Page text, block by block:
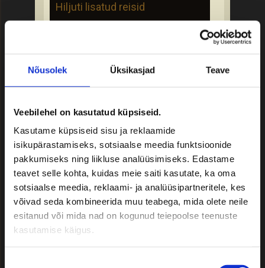
Nõusolek Üksikasjad Teave
Veebilehel on kasutatud küpsiseid.
Kasutame küpsiseid sisu ja reklaamide
isikupärastamiseks, sotsiaalse meedia funktsioonide
pakkumiseks ning liikluse analüüsimiseks. Edastame
teavet selle kohta, kuidas meie saiti kasutate, ka oma
sotsiaalse meedia, reklaami- ja analüüsipartneritele, kes
võivad seda kombineerida muu teabega, mida olete neile
esitanud või mida nad on kogunud teiepoolse teenuste
kasutamise käigus.
Hiljuti lisatud reisid
Piirissaare reis: kultuuripärand ja
vanausuliste elulaad – 6. september
september 2026
Soome loodusreis! Korkeasaari
loomaaed ja Nuuksio Rahvuspargi
rajad – 19.-20. september 2026
Õpilasreisid 2026
Bussi tellides teatage: